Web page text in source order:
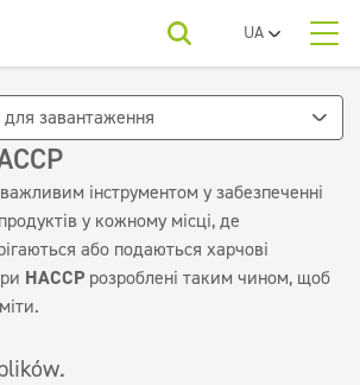
UA
PL
EN
для завантаження
важливим інструментом у забезпеченні
у кожному місці, де
або подаються харчові
HACCP розроблені таким чином, щоб